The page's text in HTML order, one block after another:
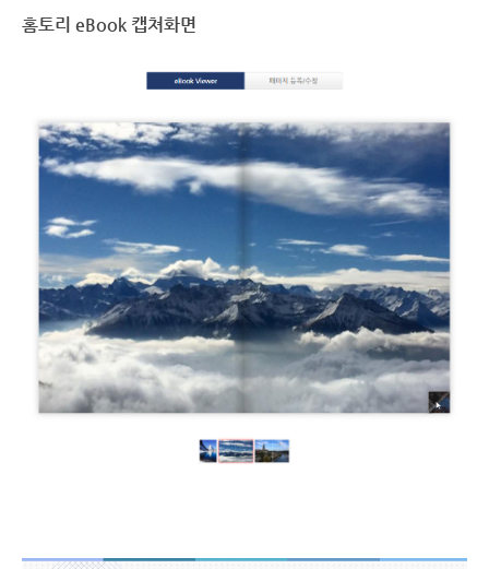
홈토리 eBook 캡쳐화면